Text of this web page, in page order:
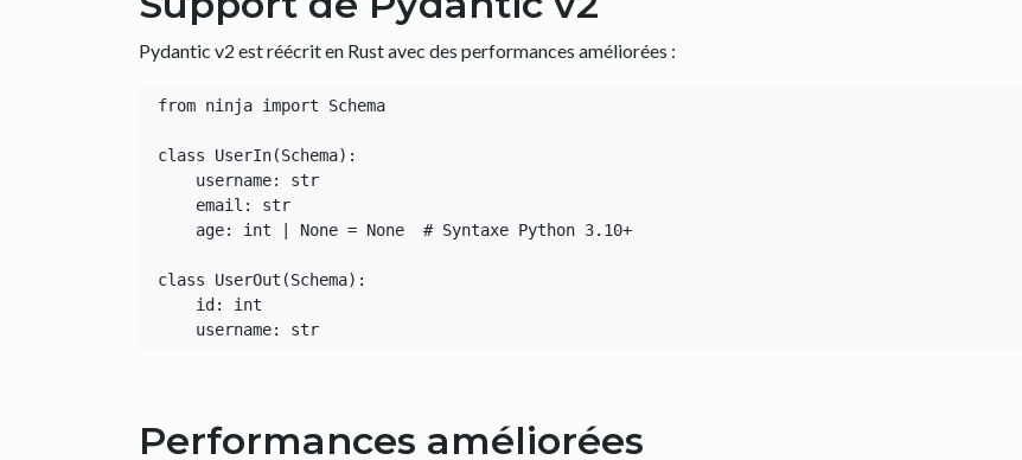
Pydantic v2 est réécrit en Rust avec des performances améliorées :
from ninja import Schema
class UserIn(Schema):
class UserOut(Schema):
Performances améliorées